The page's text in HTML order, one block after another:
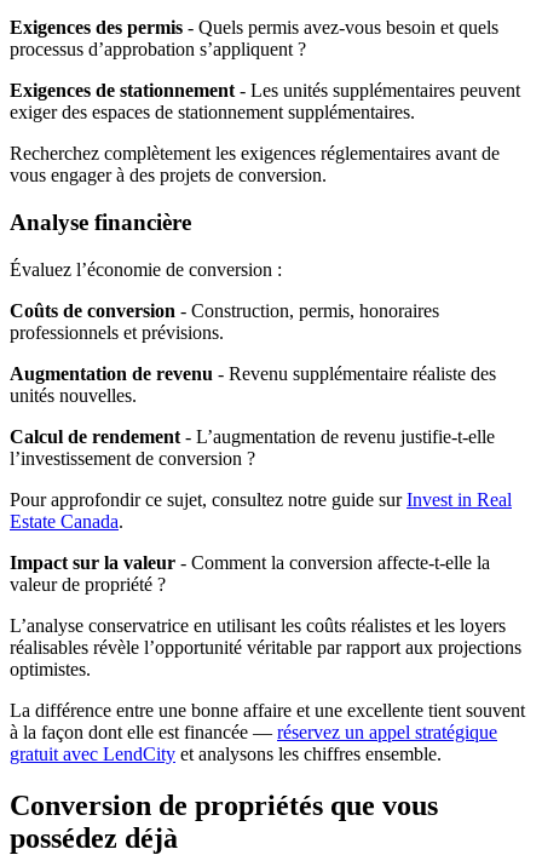
Exigences des permis - Quels permis avez-vous besoin et quels
processus d’approbation s’appliquent ?
Exigences de stationnement - Les unités supplémentaires peuvent
exiger des espaces de stationnement supplémentaires.
Recherchez complètement les exigences réglementaires avant de
vous engager à des projets de conversion.
Analyse financière
Évaluez l’économie de conversion :
Coûts de conversion - Construction, permis, honoraires
professionnels et prévisions.
Augmentation de revenu - Revenu supplémentaire réaliste des
unités nouvelles.
Calcul de rendement - L’augmentation de revenu justifie-t-elle
l’investissement de conversion ?
Pour approfondir ce sujet, consultez notre guide surInvest in Real
Estate Canada.
Impact sur la valeur - Comment la conversion affecte-t-elle la
valeur de propriété ?
L’analyse conservatrice en utilisant les coûts réalistes et les loyers
réalisables révèle l’opportunité véritable par rapport aux projections
optimistes.
La différence entre une bonne affaire et une excellente tient souvent
à la façon dont elle est financée — réservez un appel stratégique
gratuit avec LendCity et analysons les chiffres ensemble.
Conversion de propriétés que vous
possédez déjà